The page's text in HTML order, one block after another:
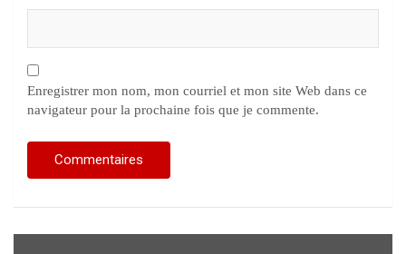
Enregistrer mon nom, mon courriel et mon site Web dans ce
navigateur pour la prochaine fois que je commente.